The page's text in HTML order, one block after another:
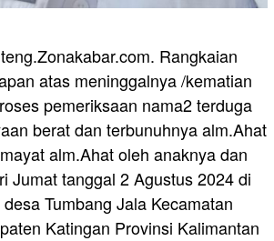
Rangkaian
atas meninggalnya /kematian
pemeriksaan nama2 terduga
berat dan terbunuhnya alm.Ahat
alm.Ahat oleh anaknya dan
Jumat tanggal 2 Agustus 2024 di
Tumbang Jala Kecamatan
Katingan Provinsi Kalimantan